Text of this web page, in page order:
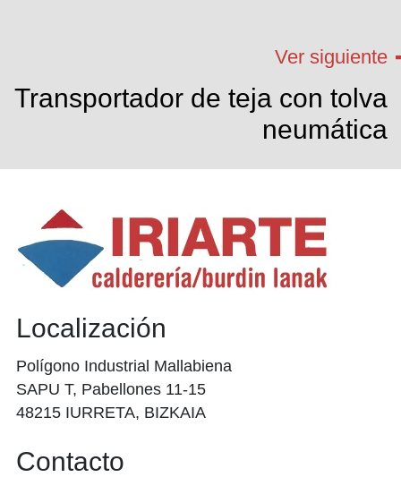
Ver siguiente
Transportador de teja con tolva
neumática
Localización
Polígono Industrial Mallabiena
SAPU T, Pabellones 11-15
48215 IURRETA, BIZKAIA
Contacto